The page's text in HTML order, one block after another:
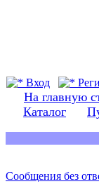
Вход
На главную
Каталог
Сообщения без